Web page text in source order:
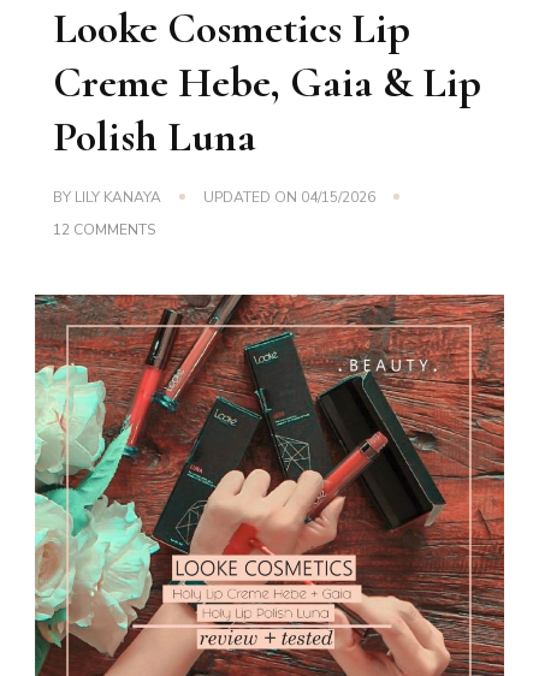
Looke Cosmetics Lip
Creme Hebe, Gaia & Lip
Polish Luna
BY LILY KANAYA UPDATED ON 04/15/2026
12 COMMENTSON
CREME
HEBE,
GAIA
&
LIP
POLISH
LUNA